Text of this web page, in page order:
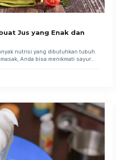
Jus yang Enak dan
nutrisi yang dibutuhkan tubuh.
Anda bisa menikmati sayur...